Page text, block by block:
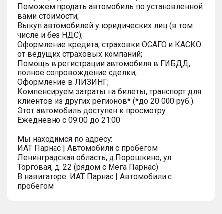
Поможем продать автомобиль по установленной
вами стоимости;
Выкуп автомобилей у юридических лиц (в том
числе и без НДС);
Оформление кредита, страховки ОСАГО и КАСКО
от ведущих страховых компаний;
Помощь в регистрации автомобиля в ГИБДД,
полное сопровождение сделки;
Оформление в ЛИЗИНГ;
Компенсируем затраты на билеты, транспорт для
клиентов из других регионов* (*до 20 000 руб.).
Этот автомобиль доступен к просмотру
Ежедневно с 09:00 до 21:00
Мы находимся по адресу:
ИАТ Парнас | Автомобили с пробегом
Ленинградская область, д.Порошкино, ул.
Торговая, д. 22 (рядом с Мега Парнас)
В навигаторе: ИАТ Парнас | Автомобили с
пробегом